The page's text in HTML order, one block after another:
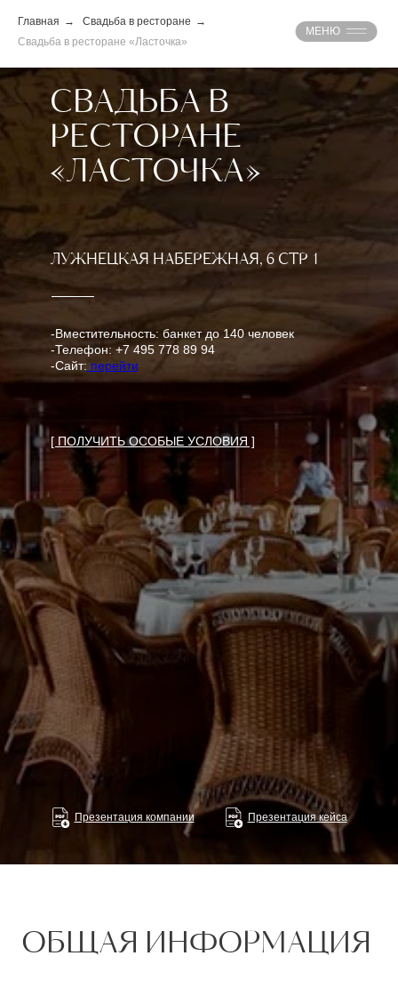
Главная → Свадьба в ресторане →
Свадьба в ресторане «Ласточка»
Презентация компании Презентация кейса
-Вместительность: банкет до 140 человек
-Телефон: +7 495 778 89 94
-Сайт: перейти
[ ПОЛУЧИТЬ ОСОБЫЕ УСЛОВИЯ ]
ЛУЖНЕЦКАЯ НАБЕРЕЖНАЯ, 6 СТР 1
СВАДЬБА В
РЕСТОРАНЕ
«ЛАСТОЧКА»
ОБЩАЯ ИНФОРМАЦИЯ
ресторан с изысканной средиземноморской
Воробьевых гор. В дизайне и отделке "Ласточки"
выбирались только те